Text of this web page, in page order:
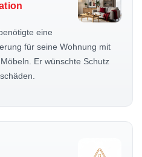
eine
für seine Wohnung mit
Er wünschte Schutz